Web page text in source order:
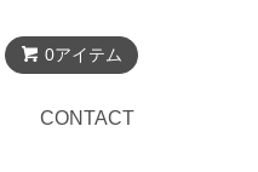
0アイテム
CONTACT